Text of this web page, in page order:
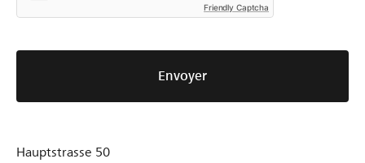
Friendly Captcha
Envoyer
Hauptstrasse 50